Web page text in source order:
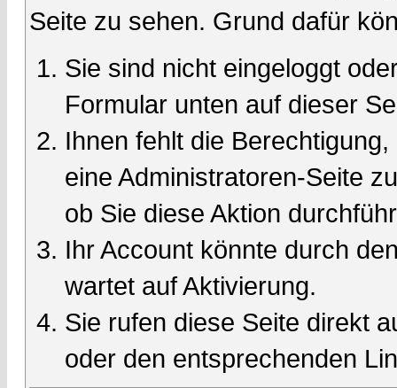
Seite zu sehen. Grund dafür
Sie sind nicht eingeloggt
Formular unten auf dieser
Ihnen fehlt die
eine Administratoren-Seite
ob Sie diese Aktion
Ihr Account könnte durch
wartet auf Aktivierung.
Sie rufen diese Seite direkt
oder den entsprechenden